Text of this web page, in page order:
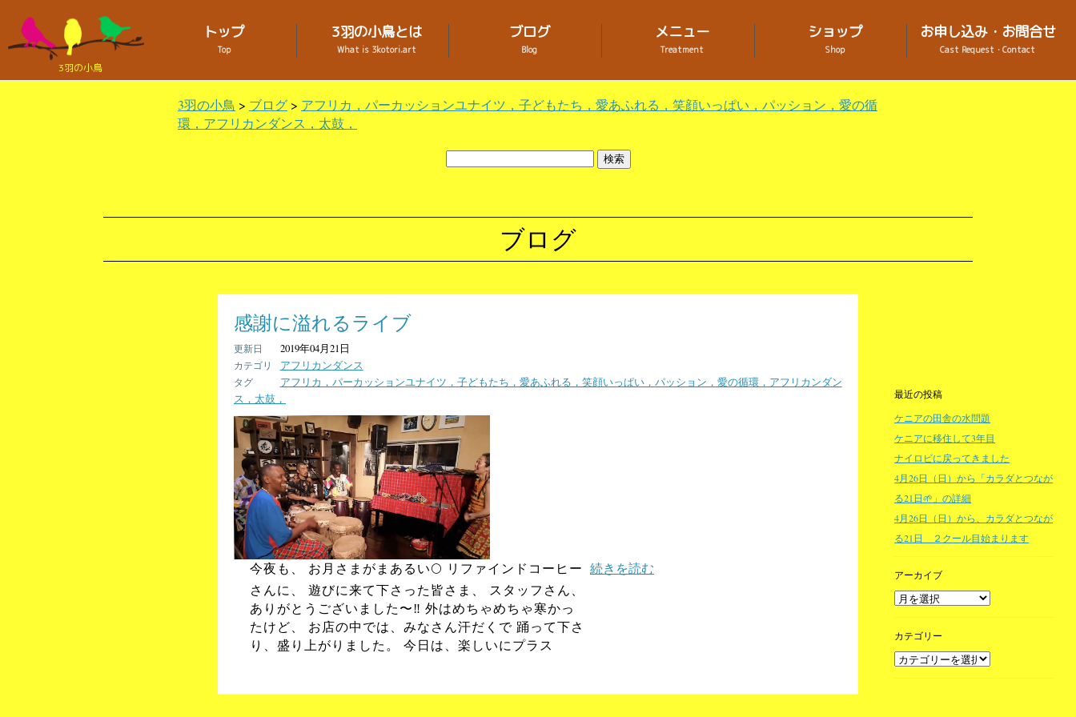
3羽の小鳥
トップ
Top
3羽の小鳥とは
What is 3kotori.art
ブログ
Blog
メニュー
Treatment
ショップ
Shop
お申し込み・お問合せ
Cast Request・Contact
3羽の小鳥 > ブログ > アフリカ，パーカッションユナイツ，子どもたち，愛あふれる，笑顔いっぱい，パッション，愛の循
環，アフリカンダンス，太鼓，
ブログ
感謝に溢れるライブ
2019年04月21日
アフリカンダンス
アフリカ，パーカッションユナイツ，子どもたち，愛あふれる，笑顔いっぱい，パッション，愛の循環，アフリカンダン
ス，太鼓，
今夜も、 お月さまがまあるい🌕 リファインドコーヒー
さんに、 遊びに来て下さった皆さま、 スタッフさん、
ありがとうございました〜‼️ 外はめちゃめちゃ寒かっ
たけど、 お店の中では、みなさん汗だくで 踊って下さ
り、盛り上がりました。 今日は、楽しいにプラス
続きを読む
最近の投稿
ケニアの田舎の水問題
ケニアに移住して3年目
ナイロビに戻ってきました
4月26日（日）から「カラダとつなが
る21日🌱」の詳細
4月26日（日）から、カラダとつなが
る21日 ２クール目始まります
アーカイブ
カテゴリー